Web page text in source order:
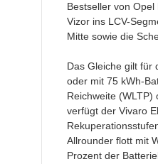
Bestseller von
Vizor ins LCV-
Mitte sowie die
Das Gleiche gilt für
oder mit 75 kWh-
Reichweite
verfügt der Vivaro
Allrounder flott mit
Prozent der